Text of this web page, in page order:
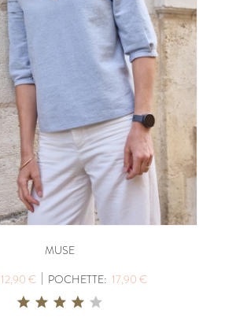
MUSE
12,90 € | POCHETTE: 17,90 €